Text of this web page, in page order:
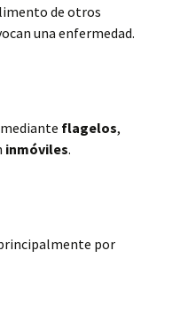
de otros
una enfermedad.
flagelos,
inmóviles.
por